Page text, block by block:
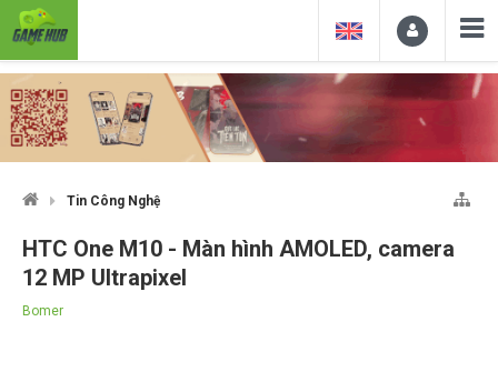
Tin Công Nghệ
HTC One M10 - Màn hình AMOLED, camera
12 MP Ultrapixel
Bomer